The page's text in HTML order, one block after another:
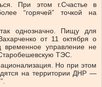
При этом г.Счастье в
“горячей” точкой на
однозначно. Пищу для
от 11 октября о
управление не
ТЭС.
Но при этом
на территории ДНР —